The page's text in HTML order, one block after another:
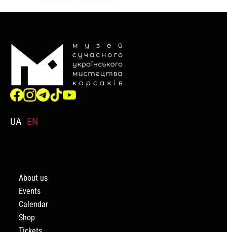
UA EN
About us
Events
Calendar
Shop